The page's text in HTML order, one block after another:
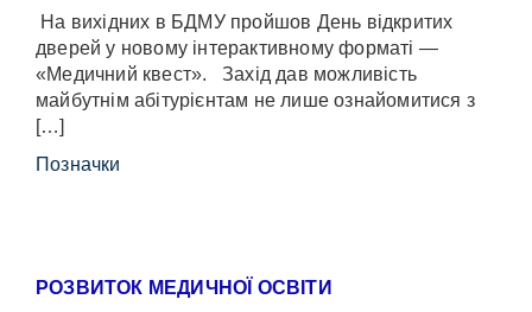
На вихідних в БДМУ пройшов День відкритих
дверей у новому інтерактивному форматі —
«Медичний квест». Захід дав можливість
майбутнім абітурієнтам не лише ознайомитися з
[…]
Позначки
РОЗВИТОК МЕДИЧНОЇ ОСВІТИ